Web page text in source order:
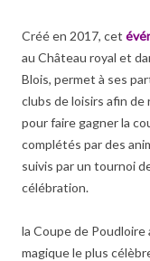
Créé en 2017, cet
au Château royal et
Blois, permet à ses
clubs de loisirs afin
pour faire gagner la
complétés par des
suivis par un tournoi
célébration.
la Coupe de Poudloire
magique le plus